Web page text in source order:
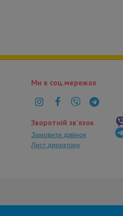
Ми в соц.мережах
Зворотній зв'язок
Замовити дзвінок
Лист директору